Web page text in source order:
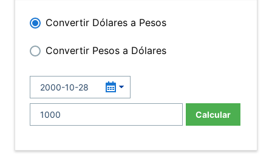
Convertir Dólares a Pesos
Convertir Pesos a Dólares
Calcular